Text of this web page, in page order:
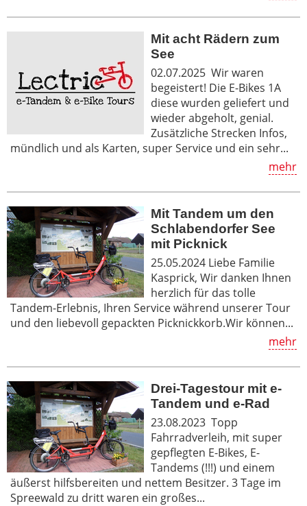
Mit acht Rädern zum
See
02.07.2025 Wir waren
begeistert! Die E-Bikes 1A
diese wurden geliefert und
wieder abgeholt, genial.
Zusätzliche Strecken Infos,
mündlich und als Karten, super Service und ein sehr...
mehr
Mit Tandem um den
Schlabendorfer See
mit Picknick
25.05.2024 Liebe Familie
Kasprick, Wir danken Ihnen
herzlich für das tolle
Tandem-Erlebnis, Ihren Service während unserer Tour
und den liebevoll gepackten Picknickkorb.Wir können...
mehr
Drei-Tagestour mit e-
Tandem und e-Rad
23.08.2023 Topp
Fahrradverleih, mit super
gepflegten E-Bikes, E-
Tandems (!!!) und einem
äußerst hilfsbereiten und nettem Besitzer. 3 Tage im
Spreewald zu dritt waren ein großes...